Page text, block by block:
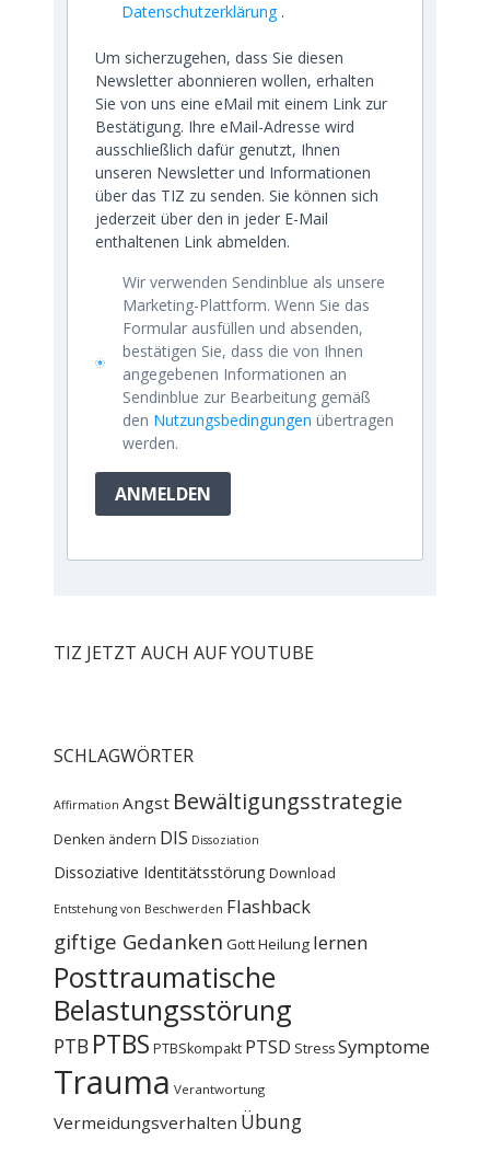
Datenschutzerklärung.
Um sicherzugehen, dass Sie diesen
Newsletter abonnieren wollen, erhalten
Sie von uns eine eMail mit einem Link zur
Bestätigung. Ihre eMail-Adresse wird
ausschließlich dafür genutzt, Ihnen
unseren Newsletter und Informationen
über das TIZ zu senden. Sie können sich
jederzeit über den in jeder E-Mail
enthaltenen Link abmelden.
Wir verwenden Sendinblue als unsere
Marketing-Plattform. Wenn Sie das
Formular ausfüllen und absenden,
bestätigen Sie, dass die von Ihnen
angegebenen Informationen an
Sendinblue zur Bearbeitung gemäß
den Nutzungsbedingungen übertragen
werden.
ANMELDEN
TIZ JETZT AUCH AUF YOUTUBE
SCHLAGWÖRTER
Affirmation Angst Bewältigungsstrategie
Denken ändern DIS Dissoziation
Dissoziative Identitätsstörung Download
Entstehung von Beschwerden Flashback
giftige Gedanken GottHeilung lernen
Posttraumatische
Belastungsstörung
PTB PTBS PTBSkompakt PTSD StressSymptome
Trauma Verantwortung
Vermeidungsverhalten Übung